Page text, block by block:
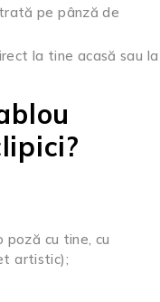
pe pânză de
la tine acasă sau la
cu tine, cu
artistic);